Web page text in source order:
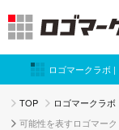
ロゴマークラボ
TOP ロゴマークラボ
可能性を表すロゴマーク